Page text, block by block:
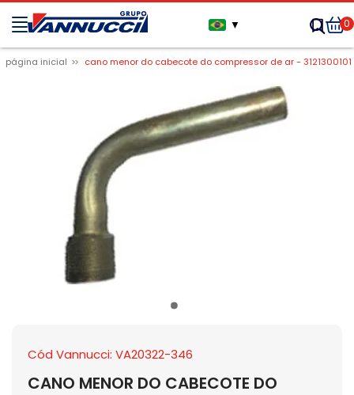
▼ 0
página inicial cano menor do cabecote do compressor de ar - 3121300101
Cód Vannucci: VA20322-346
CANO MENOR DO CABECOTE DO